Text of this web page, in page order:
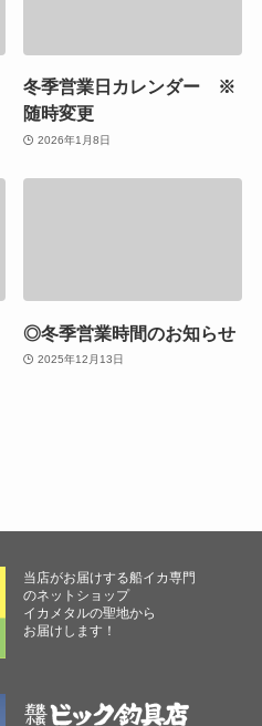
冬季営業日カレンダー ※
随時変更
2026年1月8日
◎冬季営業時間のお知らせ
2025年12月13日
当店がお届けする船イカ専門
のネットショップ
イカメタルの聖地から
お届けします！